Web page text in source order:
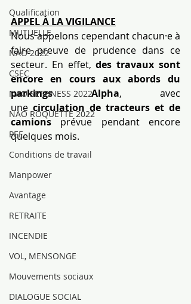
Qualification
MUTUELLE
NAO 2022
CSEC
NAO SETHNESS 2022
NAO ROQUETTE 2022
PEE
Conditions de travail
Manpower
Avantage
RETRAITE
INCENDIE
VOL, MENSONGE
Mouvements sociaux
DIALOGUE SOCIAL
APPEL À LA VIGILANCE
Nous appelons cependant chacun·e à
faire preuve de prudence dans ce
secteur. En effet, des travaux sont
encore en cours aux abords du
parkings Alpha, avec
une circulation de tracteurs et de
camions prévue pendant encore
quelques mois.